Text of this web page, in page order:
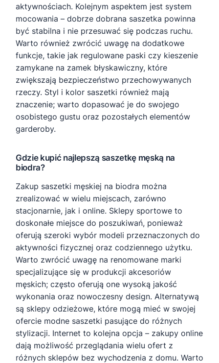
aktywnościach. Kolejnym aspektem jest system
mocowania – dobrze dobrana saszetka powinna
być stabilna i nie przesuwać się podczas ruchu.
Warto również zwrócić uwagę na dodatkowe
funkcje, takie jak regulowane paski czy kieszenie
zamykane na zamek błyskawiczny, które
zwiększają bezpieczeństwo przechowywanych
rzeczy. Styl i kolor saszetki również mają
znaczenie; warto dopasować je do swojego
osobistego gustu oraz pozostałych elementów
garderoby.
Gdzie kupić najlepszą saszetkę męską na
biodra?
Zakup saszetki męskiej na biodra można
zrealizować w wielu miejscach, zarówno
stacjonarnie, jak i online. Sklepy sportowe to
doskonałe miejsce do poszukiwań, ponieważ
oferują szeroki wybór modeli przeznaczonych do
aktywności fizycznej oraz codziennego użytku.
Warto zwrócić uwagę na renomowane marki
specjalizujące się w produkcji akcesoriów
męskich; często oferują one wysoką jakość
wykonania oraz nowoczesny design. Alternatywą
są sklepy odzieżowe, które mogą mieć w swojej
ofercie modne saszetki pasujące do różnych
stylizacji. Internet to kolejna opcja – zakupy online
dają możliwość przeglądania wielu ofert z
różnych sklepów bez wychodzenia z domu. Warto